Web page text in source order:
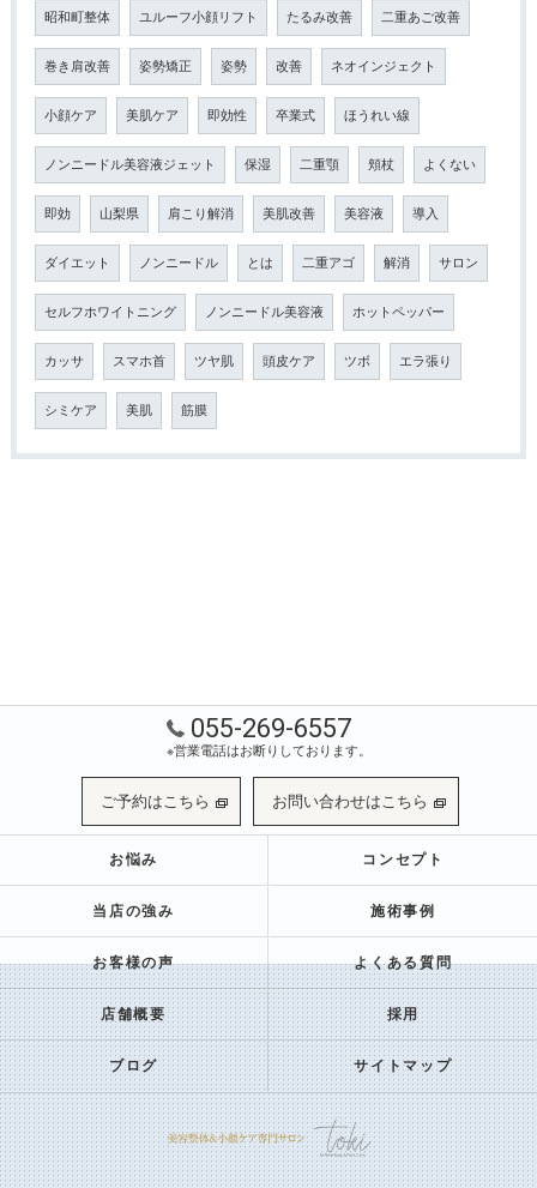
昭和町整体 ユルーフ小顔リフト たるみ改善 二重あご改善
巻き肩改善 姿勢矯正 姿勢 改善 ネオインジェクト
小顔ケア 美肌ケア 即効性 卒業式 ほうれい線
ノンニードル美容液ジェット 保湿 二重顎 頬杖 よくない
即効 山梨県 肩こり解消 美肌改善 美容液 導入
ダイエット ノンニードル とは 二重アゴ 解消 サロン
セルフホワイトニング ノンニードル美容液 ホットペッパー
カッサ スマホ首 ツヤ肌 頭皮ケア ツボ エラ張り
シミケア 美肌 筋膜
055-269-6557
※営業電話はお断りしております。
ご予約はこちら お問い合わせはこちら
お悩み コンセプト
当店の強み 施術事例
お客様の声 よくある質問
店舗概要 採用
ブログ サイトマップ